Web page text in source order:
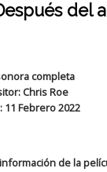
del
completa
Chris Roe
11 Febrero 2022
de la